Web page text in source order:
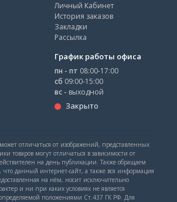
Личный Кабинет
История заказов
Закладки
Рассылка
График работы офиса
пн - пт 08:00-17:00
сб 09:00-15:00
вс - выходной
Закрыто
отличаться от изображений, представленных
товаров могут отличаться в зависимости от
на день публикации. Также обращаем
данный интернет-сайт, а также вся информация
на нём, носит исключительно
и ни при каких условиях не является
положениями Ст.437 ГК РФ. Для